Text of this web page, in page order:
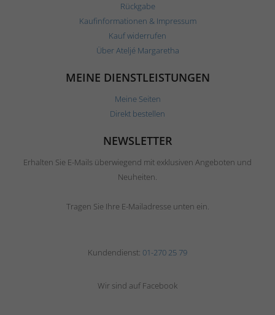
Rückgabe
Kaufinformationen & Impressum
Kauf widerrufen
Über Ateljé Margaretha
MEINE DIENSTLEISTUNGEN
Meine Seiten
Direkt bestellen
NEWSLETTER
Erhalten Sie E-Mails überwiegend mit exklusiven Angeboten und
Neuheiten.
Tragen Sie Ihre E-Mailadresse unten ein.
Kundendienst: 01-270 25 79
Wir sind auf Facebook